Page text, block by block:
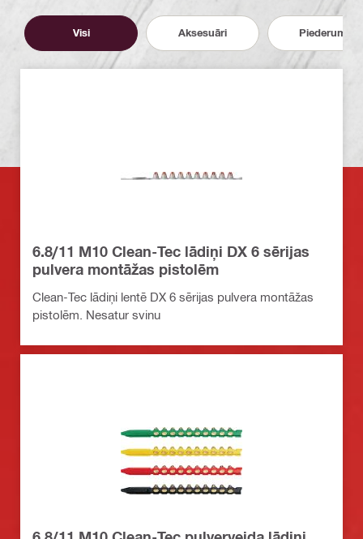
Visi Aksesuāri Piederumi
6.8/11 M10 Clean-Tec lādiņi DX 6 sērijas
pulvera montāžas pistolēm
Clean-Tec lādiņi lentē DX 6 sērijas pulvera montāžas
pistolēm. Nesatur svinu